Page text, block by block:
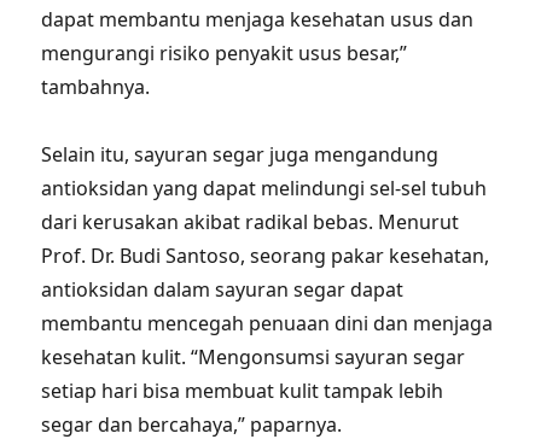
dapat membantu menjaga kesehatan usus dan
mengurangi risiko penyakit usus besar,”
tambahnya.
Selain itu, sayuran segar juga mengandung
antioksidan yang dapat melindungi sel-sel tubuh
dari kerusakan akibat radikal bebas. Menurut
Prof. Dr. Budi Santoso, seorang pakar kesehatan,
antioksidan dalam sayuran segar dapat
membantu mencegah penuaan dini dan menjaga
kesehatan kulit. “Mengonsumsi sayuran segar
setiap hari bisa membuat kulit tampak lebih
segar dan bercahaya,” paparnya.